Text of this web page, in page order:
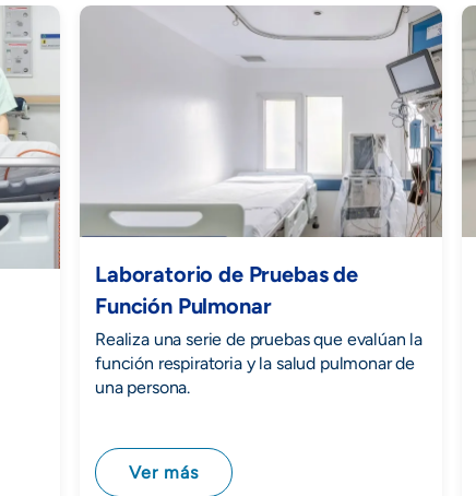
Laboratorio de Pruebas de
Función Pulmonar
Realiza una serie de pruebas que evalúan la
función respiratoria y la salud pulmonar de
una persona.
Ver más